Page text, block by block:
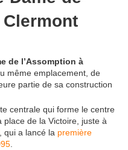
de l’Assomption à
même emplacement, de
partie de sa construction
centrale qui forme le centre
place de la Victoire, juste à
, qui a lancé la première
.